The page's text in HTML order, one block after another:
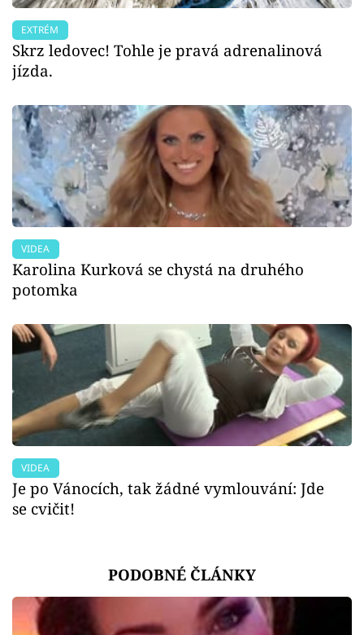
EXTRÉM
Skrz ledovec! Tohle je pravá adrenalinová
jízda.
VIDEA
Karolina Kurková se chystá na druhého
potomka
VIDEA
Je po Vánocích, tak žádné vymlouvání: Jde
se cvičit!
PODOBNÉ ČLÁNKY